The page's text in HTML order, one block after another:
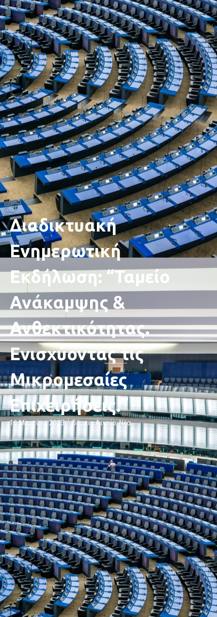
Διαδικτυακή
Ενημερωτική
Εκδήλωση: “Ταμείο
Ανάκαμψης &
Ανθεκτικότητας.
Ενισχύοντας τις
Μικρομεσαίες
Επιχειρήσεις.”
16 Μαρτίου, 2023 Βόρειο Αιγαίο,Νέα